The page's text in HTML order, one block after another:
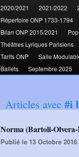
2020/2021
2021/2022
Répertoire ONP 1733-1794
Bilan ONP 2015/2021
Théâtres Lyriques Parisiens
Tarifs ONP
Salle
Ballets
Septembre 2025
Articles avec #i
Norma (Bartoli-
Publié le 13 Octobre 2016